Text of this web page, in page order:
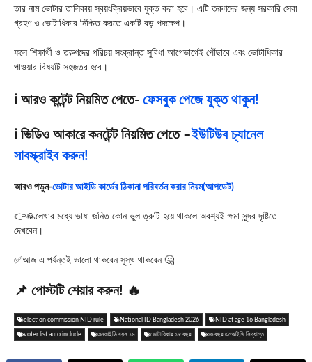
তার নাম ভোটার তালিকায় স্বয়ংক্রিয়ভাবে যুক্ত করা হবে। এটি তরুণদের জন্য সরকারি সেবা
গ্রহণ ও ভোটাধিকার নিশ্চিত করতে একটি বড় পদক্ষেপ।
ফলে শিক্ষার্থী ও তরুণদের পরিচয় সংক্রান্ত সুবিধা আগেভাগেই পৌঁছাবে এবং ভোটাধিকার
পাওয়ার বিষয়টি সহজতর হবে।
ℹ️ আরও কন্টেন্ট নিয়মিত পেতে- ফেসবুক পেজে যুক্ত থাকুন!
ℹ️ ভিডিও আকারে কনটেন্ট নিয়মিত পেতে –ইউটিউব চ্যানেল
সাবস্ক্রাইব করুন!
আরও পড়ুন-ভোটার আইডি কার্ডের ঠিকানা পরিবর্তন করার নিয়ম(আপডেট)
👉🙏লেখার মধ্যে ভাষা জনিত কোন ভুল ত্রুটি হয়ে থাকলে অবশ্যই ক্ষমা সুন্দর দৃষ্টিতে
দেখবেন।
✅আজ এ পর্যন্তই ভালো থাকবেন সুস্থ থাকবেন 🤔
📌 পোস্টটি শেয়ার করুন! 🔥
election commission NID rule National ID Bangladesh 2026 NID at age 16 Bangladesh
voter list auto include এনআইডি বয়স ১৬ ভোটাধিকার ১৮ বছর ১৬ বছর এনআইডি সিদ্ধান্ত